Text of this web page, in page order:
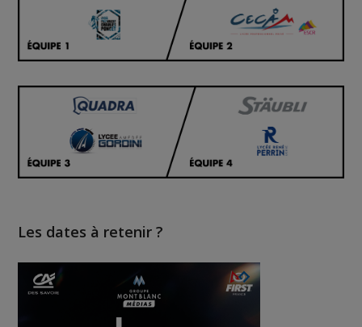
Les dates à retenir ?